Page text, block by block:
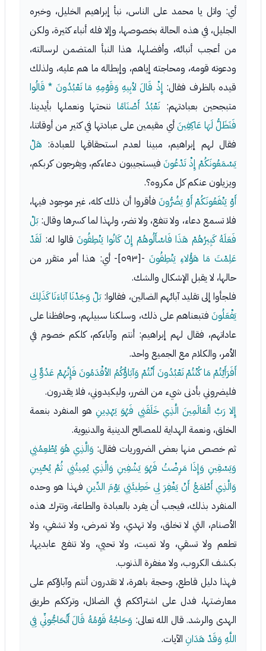
أي: واتل يا محمد على الناس، نبأ إبراهيم الخليل، وخبره
الجليل، في هذه الحالة بخصوصها، وإلا فله أنباء كثيرة، ولكن
من أعجب أنبائه، وأفضلها، هذا النبأ المتضمن لرسالته،
ودعوته قومه، ومحاجته إياهم، وإبطاله ما هم عليه، ولذلك
قيده بالظرف فقال: إِذْ قَالَ لأبِيهِ وَقَوْمِهِ مَا تَعْبُدُونَ * قَالُوا
متبجحين بعبادتهم: نَعْبُدُ أَصْنَامًا ننحتها ونعملها بأيدينا.
فَنَظَلُّ لَهَا عَاكِفِينَأي مقيمين على عبادتها في كثير من أوقاتنا،
فقال لهم إبراهيم، مبينا لعدم استحقاقها للعبادة: هَلْ
يَسْمَعُونَكُمْ إِذْ تَدْعُونَ فيستجيبون دعاءكم، ويفرجون كربكم،
ويزيلون عنكم كل مكروه؟.
أَوْ يَنْفَعُونَكُمْ أَوْ يَضُرُّونَفأقروا أن ذلك كله، غير موجود فيها،
فلا تسمع دعاء، ولا تنفع، ولا تضر، ولهذا لما كسرها وقال: بَلْ
فَعَلَهُ كَبِيرُهُمْ هَذَا فَاسْأَلُوهُمْ إِنْ كَانُوا يَنْطِقُونَقالوا له: لَقَدْ
عَلِمْتَ مَا هَؤُلاءِ يَنْطِقُونَ
-[٥٩٣]- أي: هذا أمر متقرر من
حالها، لا يقبل الإشكال والشك.
فلجأوا إلى تقليد آبائهم الضالين، فقالوا: بَلْ وَجَدْنَا آبَاءَنَا كَذَلِكَ
يَفْعَلُونَ فتبعناهم على ذلك، وسلكنا سبيلهم، وحافظنا على
عاداتهم، فقال لهم إبراهيم: أنتم وآباءكم، كلكم خصوم في
الأمر، والكلام مع الجميع واحد.
أَفَرَأَيْتُمْ مَا كُنْتُمْ تَعْبُدُونَ أَنْتُمْ وَآبَاؤُكُمُ الأقْدَمُونَ فَإِنَّهُمْ عَدُوٌّ لِي
فليضروني بأدنى شيء من الضرر، وليكيدوني، فلا يقدرون.
إِلا رَبَّ الْعَالَمِينَ الَّذِي خَلَقَنِي فَهُوَ يَهْدِينِهو المنفرد بنعمة
الخلق، ونعمة الهداية للمصالح الدينية والدنيوية.
ثم خصص منها بعض الضروريات فقال: وَالَّذِي هُوَ يُطْعِمُنِي
وَيَسْقِينِ وَإِذَا مَرِضْتُ فَهُوَ يَشْفِينِ وَالَّذِي يُمِيتُنِي ثُمَّ يُحْيِينِ
وَالَّذِي أَطْمَعُ أَنْ يَغْفِرَ لِي خَطِيئَتِي يَوْمَ الدِّينِ فهذا هو وحده
المنفرد بذلك، فيجب أن يفرد بالعبادة والطاعة، وتترك هذه
الأصنام، التي لا تخلق، ولا تهدي، ولا تمرض، ولا تشفي، ولا
تطعم ولا تسقي، ولا تميت، ولا تحيي، ولا تنفع عابديها،
بكشف الكروب، ولا مغفرة الذنوب.
فهذا دليل قاطع، وحجة باهرة، لا تقدرون أنتم وآباؤكم على
معارضتها، فدل على اشتراككم في الضلال، وترككم طريق
الهدى والرشد. قال الله تعالى: وَحَاجَّهُ قَوْمُهُ قَالَ أَتُحَاجُّونِّي فِي
اللَّهِ وَقَدْ هَدَانِ الآيات.